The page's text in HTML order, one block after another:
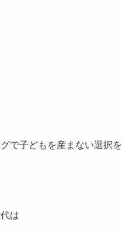
で子どもを産まない選択
は